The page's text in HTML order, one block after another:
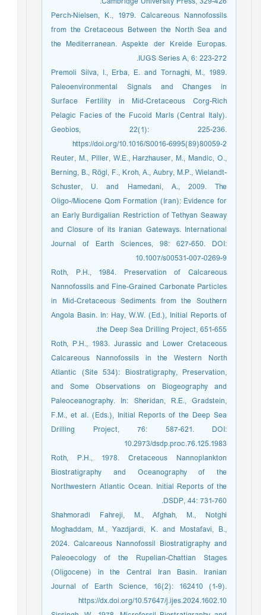
Perch-Nielsen, K., 1979. Calcareous Nannofossils
from the Cretaceous Between the North Sea and
the Mediterranean. Aspekte der Kreide Europas.
IUGS Series A, 6: 223-272.
Premoli Silva, I., Erba, E. and Tornaghi, M., 1989.
Paleoenvironmental Signals and Changes in
Surface Fertility in Mid-Cretaceous Corg-Rich
Pelagic Facies of the Fucoid Marls (Central Italy).
Geobios, 22(1): 225-236.
https://doi.org/10.1016/S0016-6995(89)80059-2
Reuter, M., Piller, W.E., Harzhauser, M., Mandic, O.,
Berning, B., Rögl, F., Kroh, A., Aubry, M.P., Wielandt-
Schuster, U. and Hamedani, A., 2009. The
Oligo-/Miocene Qom Formation (Iran): Evidence for
an Early Burdigalian Restriction of Tethyan Seaway
and Closure of its Iranian Gateways. International
Journal of Earth Sciences, 98: 627-650. DOI:
10.1007/s00531-007-0269-9
Roth, P.H., 1984. Preservation of Calcareous
Nannofossils and Fine-Grained Carbonate Particles
in Mid-Cretaceous Sediments from the Southern
Angola Basin. In: Hay, W.W. (Ed.), Initial Reports of
the Deep Sea Drilling Project, 651-655.
Roth, P.H., 1983. Jurassic and Lower Cretaceous
Calcareous Nannofossils in the Western North
Atlantic (Site 534): Biostratigraphy, Preservation,
and Some Observations on Biogeography and
Paleoceanography. In: Sheridan, R.E., Gradstein,
F.M., et al. (Eds.), Initial Reports of the Deep Sea
Drilling Project, 76: 587-621. DOI:
10.2973/dsdp.proc.76.125.1983
Roth, P.H., 1978. Cretaceous Nannoplankton
Biostratigraphy and Oceanography of the
Northwestern Atlantic Ocean. Initial Reports of the
DSDP, 44: 731-760.
Shahmoradi Fahreji, M., Afghah, M., Notghi
Moghaddam, M., Yazdjardi, K. and Mostafavi, B.,
2024. Calcareous Nannofossil Biostratigraphy and
Paleoecology of the Rupelian-Chattian Stages
(Oligocene) in the Central Iran Basin. Iranian
Journal of Earth Science, 16(2): 162410 (1-9).
https://dx.doi.org/10.57647/j.ijes.2024.1602.10